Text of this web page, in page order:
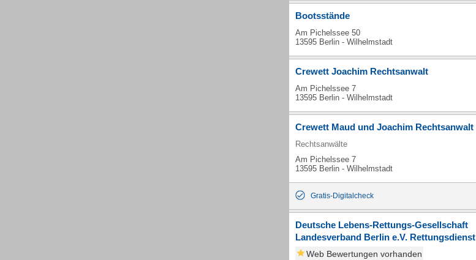
Bootsstände
Am Pichelssee 50
13595 Berlin - Wilhelmstadt
Crewett Joachim Rechtsanwalt
Am Pichelssee 7
13595 Berlin - Wilhelmstadt
Crewett Maud und Joachim Rechtsanwalt
Rechtsanwälte
Am Pichelssee 7
13595 Berlin - Wilhelmstadt
Gratis-Digitalcheck
Deutsche Lebens-Rettungs-Gesellschaft
Landesverband Berlin e.V. Rettungsdienst
Web Bewertungen vorhanden